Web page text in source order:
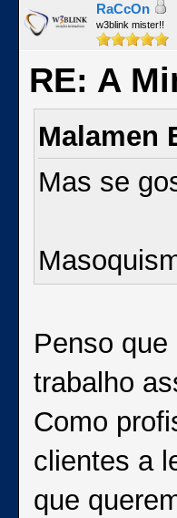
RaCcOn
w3blink mister!!
RE: A
Malamen
Mas se
Penso
trabalho
Como
clientes a
que